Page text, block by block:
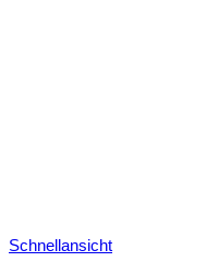
Schnellansicht